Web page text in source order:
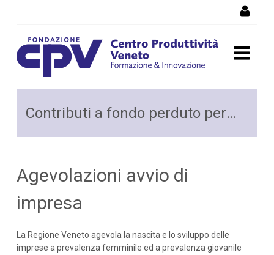
Contributi a fondo perduto
per avviare un'attività
Contributi a fondo perduto per avviare un'attività
Agevolazioni avvio di
impresa
La Regione Veneto agevola la nascita e lo sviluppo delle
imprese a prevalenza femminile ed a prevalenza giovanile